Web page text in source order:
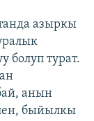
азыркы
болуп турат.
анын
быйылкы